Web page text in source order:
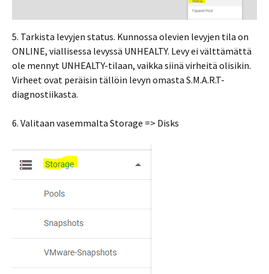
5. Tarkista levyjen status. Kunnossa olevien levyjen tila on
ONLINE, viallisessa levyssä UNHEALTY. Levy ei välttämättä
ole mennyt UNHEALTY-tilaan, vaikka siinä virheitä olisikin.
Virheet ovat peräisin tällöin levyn omasta S.M.A.R.T-
diagnostiikasta.
6. Valitaan vasemmalta Storage => Disks